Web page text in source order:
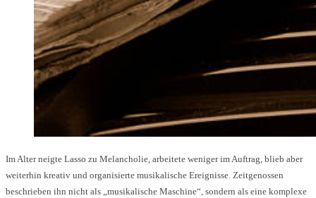
Im Alter neigte Lasso zu Melancholie, arbeitete weniger im Auftrag, blieb aber
weiterhin kreativ und organisierte musikalische Ereignisse. Zeitgenossen
beschrieben ihn nicht als „musikalische Maschine“, sondern als eine komplexe